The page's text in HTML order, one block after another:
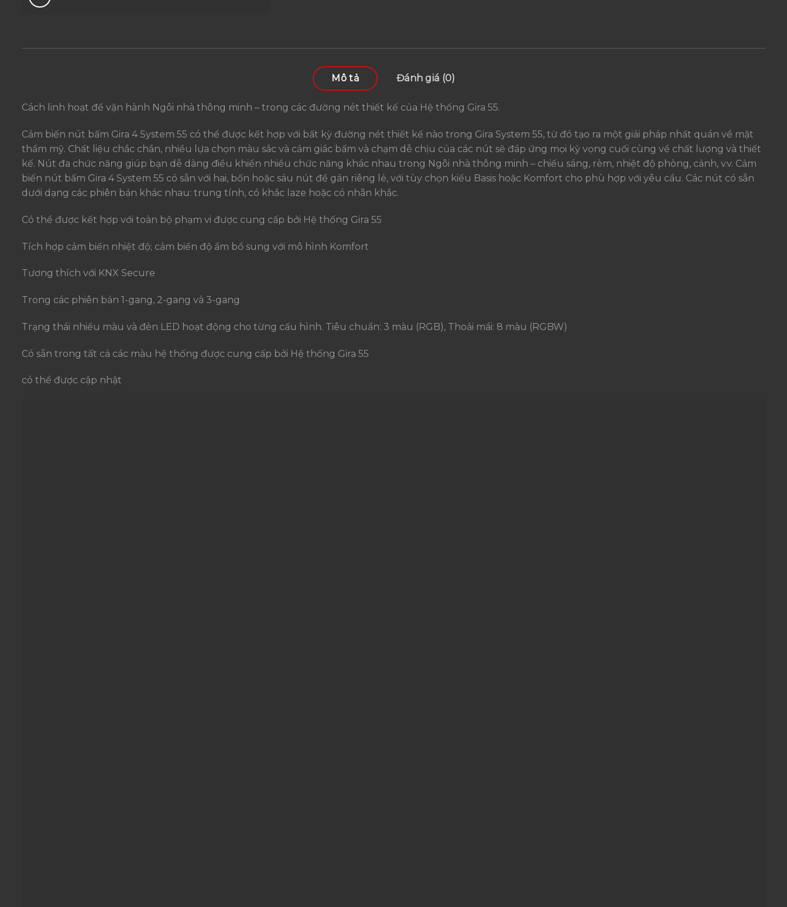
Mô tả Đánh giá (0)
Cách linh hoạt để vận hành Ngôi nhà thông minh – trong các đường nét thiết kế của Hệ thống Gira 55.
Cảm biến nút bấm Gira 4 System 55 có thể được kết hợp với bất kỳ đường nét thiết kế nào trong Gira System 55, từ đó tạo ra một giải pháp nhất quán về mặt
thẩm mỹ. Chất liệu chắc chắn, nhiều lựa chọn màu sắc và cảm giác bấm và chạm dễ chịu của các nút sẽ đáp ứng mọi kỳ vọng cuối cùng về chất lượng và thiết
kế. Nút đa chức năng giúp bạn dễ dàng điều khiển nhiều chức năng khác nhau trong Ngôi nhà thông minh – chiếu sáng, rèm, nhiệt độ phòng, cảnh, v.v. Cảm
biến nút bấm Gira 4 System 55 có sẵn với hai, bốn hoặc sáu nút để gán riêng lẻ, với tùy chọn kiểu Basis hoặc Komfort cho phù hợp với yêu cầu. Các nút có sẵn
dưới dạng các phiên bản khác nhau: trung tính, có khắc laze hoặc có nhãn khắc.
Có thể được kết hợp với toàn bộ phạm vi được cung cấp bởi Hệ thống Gira 55
Tích hợp cảm biến nhiệt độ; cảm biến độ ẩm bổ sung với mô hình Komfort
Tương thích với KNX Secure
Trong các phiên bản 1-gang, 2-gang và 3-gang
Trạng thái nhiều màu và đèn LED hoạt động cho từng cấu hình. Tiêu chuẩn: 3 màu (RGB), Thoải mái: 8 màu (RGBW)
Có sẵn trong tất cả các màu hệ thống được cung cấp bởi Hệ thống Gira 55
có thể được cập nhật